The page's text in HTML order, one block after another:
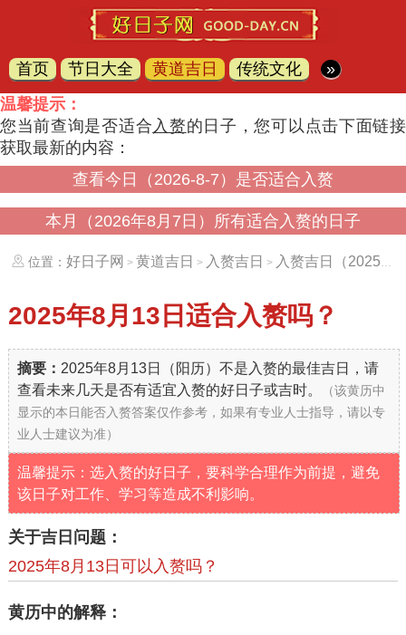
首页 节日大全 黄道吉日 传统文化
»
温馨提示：
您当前查询是否适合入赘的日子，您可以点击下面链接
获取最新的内容：
查看今日（2026-8-7）是否适合入赘
本月（2026年8月7日）所有适合入赘的日子
位置： 好日子网 > 黄道吉日 > 入赘吉日 > 入赘吉日（20250813）
2025年8月13日 适合入赘吗？
摘要： 2025年8月13日（阳历）不是入赘的最佳吉日，请
查看未来几天是否有适宜入赘的好日子或吉时。
（该黄历中
显示的本日能否入赘答案仅作参考，如果有专业人士指导，请以专
业人士建议为准）
温馨提示：选入赘的好日子，要科学合理作为前提，避免
该日子对工作、学习等造成不利影响。
关于吉日问题：
2025年8月13日可以入赘吗？
黄历中的解释：